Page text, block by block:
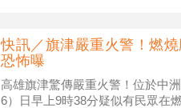
快訊／旗津嚴重火警！燃
恐怖曝
高雄旗津驚傳嚴重火警！位於中
6）日早上9時38分疑似有民眾在